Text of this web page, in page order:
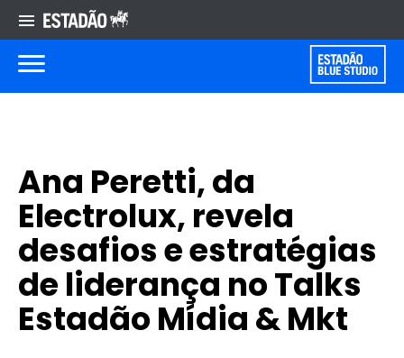
Ana Peretti, da
Electrolux, revela
desafios e estratégias
de liderança no Talks
Estadão Mídia & Mkt